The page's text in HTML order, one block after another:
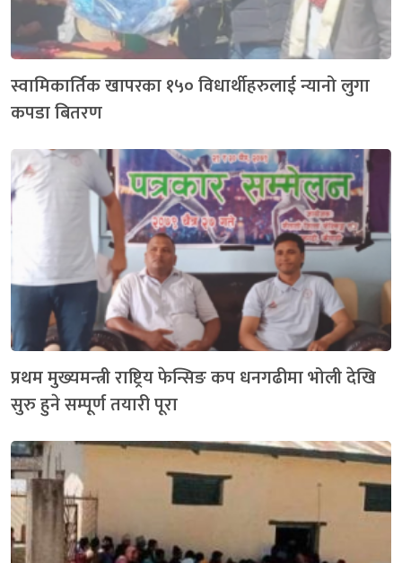
स्वामिकार्तिक खापरका १५० विधार्थीहरुलाई न्यानो लुगा
कपडा बितरण
प्रथम मुख्यमन्त्री राष्ट्रिय फेन्सिङ कप धनगढीमा भोली देखि
सुरु हुने सम्पूर्ण तयारी पूरा